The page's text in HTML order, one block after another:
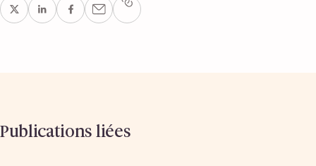
Publications liées